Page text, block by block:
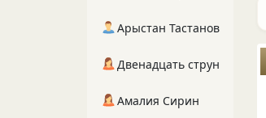
Арыстан Тастанов
Двенадцать струн
Амалия Сирин